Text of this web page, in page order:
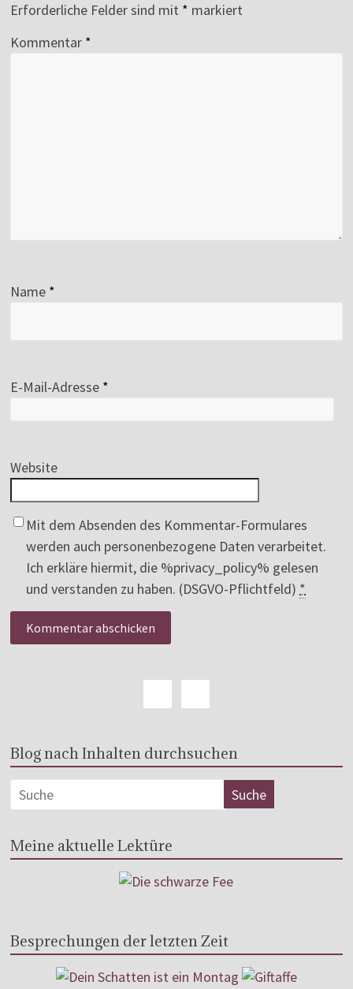
Erforderliche Felder sind mit * markiert
Kommentar *
Name *
E-Mail-Adresse *
Website
Mit dem Absenden des Kommentar-Formulares
werden auch personenbezogene Daten verarbeitet.
Ich erkläre hiermit, die %privacy_policy% gelesen
und verstanden zu haben. (DSGVO-Pflichtfeld) *
Blog nach Inhalten durchsuchen
Meine aktuelle Lektüre
Besprechungen der letzten Zeit